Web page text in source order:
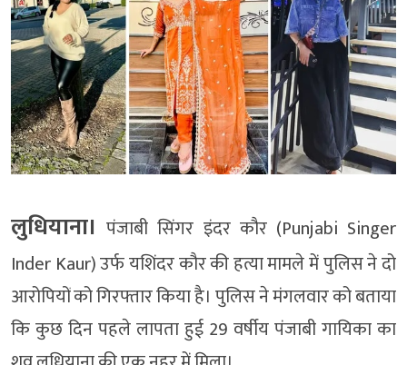
लुधियाना। पंजाबी सिंगर इंदर कौर (Punjabi Singer
Inder Kaur) उर्फ यशिंदर कौर की हत्या मामले में पुलिस ने दो
आरोपियों को गिरफ्तार किया है। पुलिस ने मंगलवार को बताया
कि कुछ दिन पहले लापता हुई 29 वर्षीय पंजाबी गायिका का